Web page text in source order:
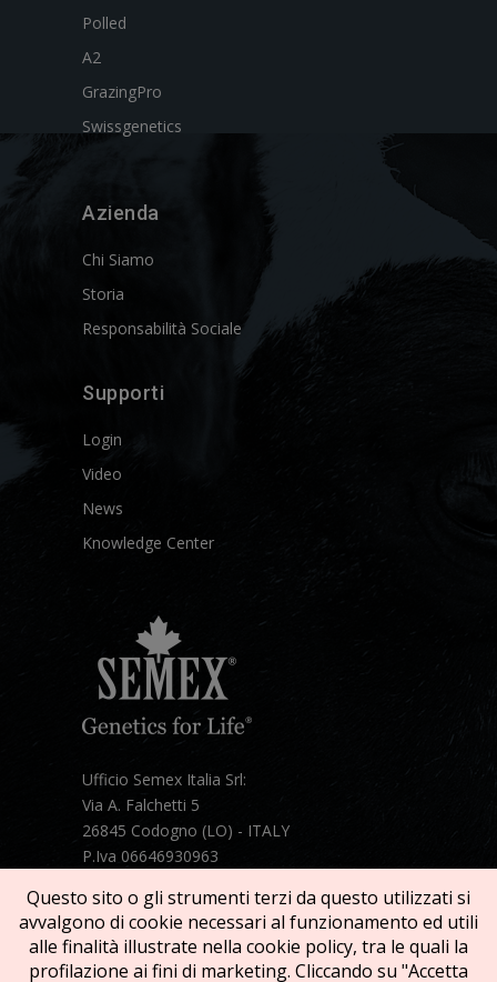
Polled
A2
GrazingPro
Swissgenetics
Azienda
Chi Siamo
Storia
Responsabilità Sociale
Supporti
Login
Video
News
Knowledge Center
Ufficio Semex Italia Srl:
Via A. Falchetti 5
26845 Codogno (LO) - ITALY
P.Iva 06646930963
Mail: semex@semexitalia.it
Guarda la mappa
Questo sito o gli strumenti terzi da questo utilizzati si
avvalgono di cookie necessari al funzionamento ed utili
alle finalità illustrate nella cookie policy, tra le quali la
profilazione ai fini di marketing. Cliccando su "Accetta